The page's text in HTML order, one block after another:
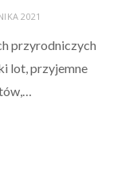
2021
przyrodniczych
lot, przyjemne